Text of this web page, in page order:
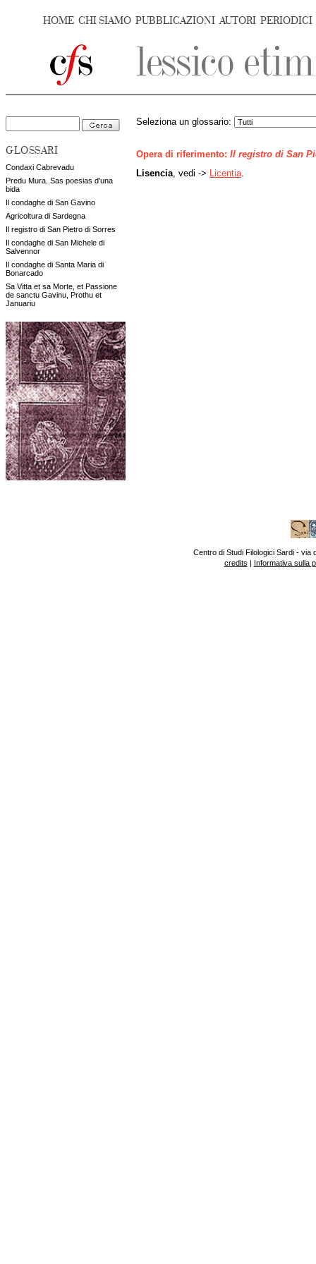
HOME CHI SIAMO PUBBLICAZIONI AUTORI PERIODICI
GLOSSARI
Condaxi Cabrevadu
Predu Mura. Sas poesias d'una
bida
Il condaghe di San Gavino
Agricoltura di Sardegna
Il registro di San Pietro di Sorres
Il condaghe di San Michele di
Salvennor
Il condaghe di Santa Maria di
Bonarcado
Sa Vitta et sa Morte, et Passione
de sanctu Gavinu, Prothu et
Januariu
Seleziona un glossario:
Opera di riferimento: Il registro di San
Lisencia , vedi -> Licentia
Centro di Studi Filologici Sardi - via
credits | Informativa sulla